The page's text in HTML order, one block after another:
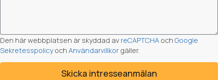
Den här webbplatsen är skyddad av reCAPTCHA och Google
Sekretesspolicyoch Användarvillkor gäller.
Skicka intresseanmälan